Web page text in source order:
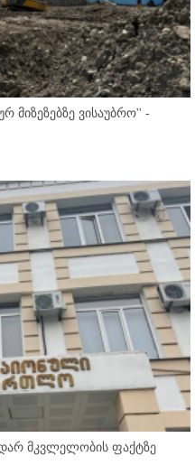
მიზეზებზე ვისაუბრო'' -
მკვლელობის ფაქტზე